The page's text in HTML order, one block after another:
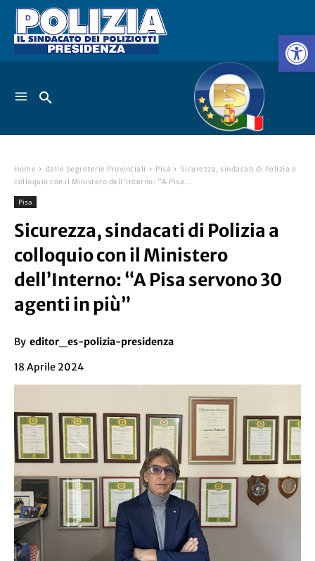
Home dalle Segreterie Provinciali Pisa
Sicurezza, sindacati di Polizia a
colloquio con il Ministero dell'Interno: "A Pisa...
Pisa
Sicurezza, sindacati di Polizia a
colloquio con il Ministero
dell’Interno: “A Pisa servono 30
agenti in più”
By editor_es-polizia-presidenza
18 Aprile 2024